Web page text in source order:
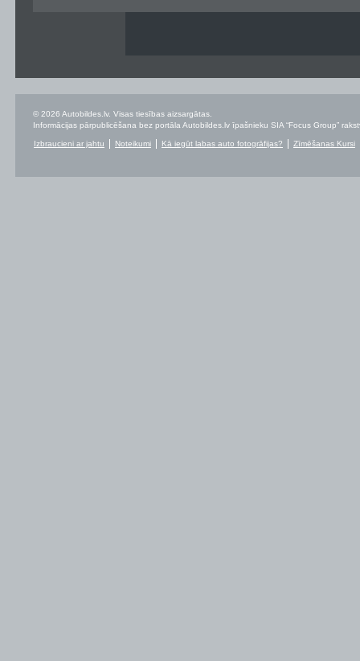
© 2026 Autobildes.lv. Visas tiesības aizsargātas.
Informācijas pārpublicēšana bez portāla Autobildes.lv īpašnieku SIA “Focus Group”
Izbraucieni ar jahtu Noteikumi Kā iegūt labas auto fotogrāfijas? Zīmēšanas Kursi